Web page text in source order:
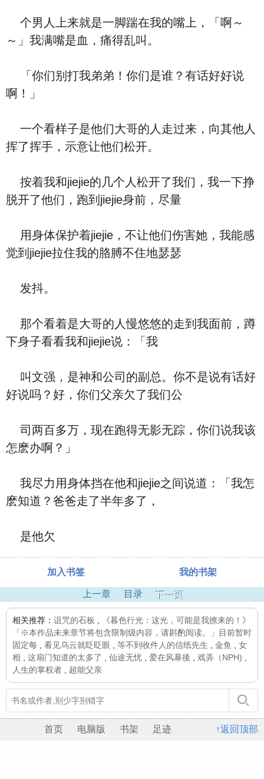
个男人上来就是一脚踹在我的嘴上，「啊～
～」我满嘴是血，痛得乱叫。
「你们别打我弟弟！你们是谁？有话好好说
啊！」
一个看样子是他们大哥的人走过来，向其他人
挥了挥手，示意让他们松开。
按着我和jiejie的几个人松开了我们，我一下挣
脱开了他们，跑到jiejie身前，尽量
用身体保护着jiejie，不让他们伤害她，我能感
觉到jiejie拉住我的胳膊不住地瑟瑟
发抖。
那个看着是大哥的人慢悠悠的走到我面前，蹲
下身子看看我和jiejie说：「我
叫文强，是神和公司的副总。你不是说有话好
好说吗？好，你们父亲欠了我们公
司两百多万，现在跑得无影无踪，你们说我该
怎麽办啊？」
我尽力用身体挡在他和jiejie之间说道：「我怎
麽知道？爸爸走了半年多了，
是他欠
加入书签 我的书架
上一章 目录 下一页
相关推荐： 诅咒的石板
《暮色行光：这光，可能是我撩来的！》
「※本作品未来章节将包含限制级内容，请斟酌阅读。」目前暂时
固定每
看见乌云就眨眨眼 等不到收件人的信纸先生 金鱼
女
相
这扇门知道的太多了 仙途无忧 爱在风暴後 戏弄（NPH)
人生的掌权者
超能父亲
↑返回顶部
首页 电脑版 书架 足迹